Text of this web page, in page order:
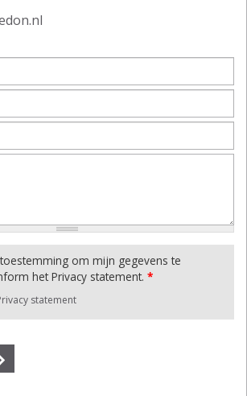
om mijn gegevens te
het Privacy statement. *
statement